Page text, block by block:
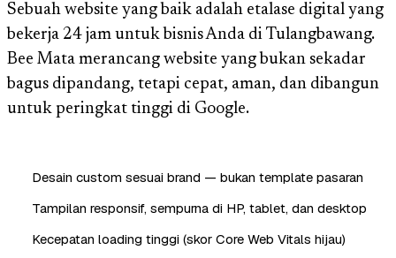
Sebuah website yang baik adalah etalase digital yang
bekerja 24 jam untuk bisnis Anda di Tulangbawang.
Bee Mata merancang website yang bukan sekadar
bagus dipandang, tetapi cepat, aman, dan dibangun
untuk peringkat tinggi di Google.
Desain custom sesuai brand — bukan template pasaran
Tampilan responsif, sempurna di HP, tablet, dan desktop
Kecepatan loading tinggi (skor Core Web Vitals hijau)